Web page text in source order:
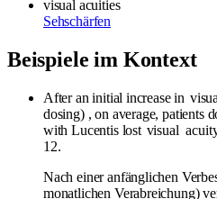
visual acuities
Sehschärfen
Beispiele im Kontext
After an initial increase in
dosing) , on average, patients
with Lucentis lost visual
12.
Nach einer anfänglichen
monatlichen Verabreichung)